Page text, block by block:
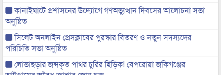
কানাইঘাটে প্রশাসনের উদ্যোগে গণঅভ্যুত্থান দিবসের আলোচনা সভা
অনুষ্ঠিত
সিলেট অনলাইন প্রেসক্লাবের পুরস্কার বিতরণ ও নতুন সদস্যদের
পরিচিতি সভা অনুষ্ঠিত
লোভাছড়ার জব্দকৃত পাথর চুরির হিড়িক! বেপরোয়া জকিগঞ্জের